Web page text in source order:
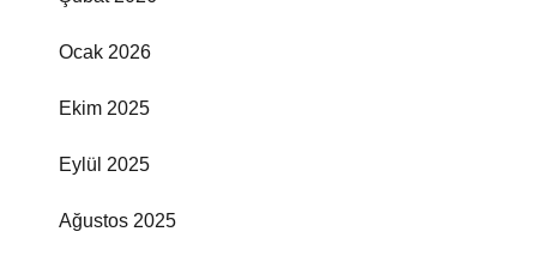
Ocak 2026
Ekim 2025
Eylül 2025
Ağustos 2025